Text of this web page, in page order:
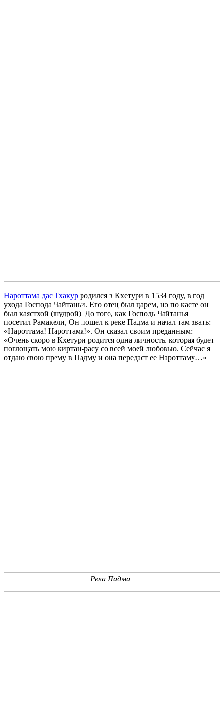
Нароттама дас Тхакур родился в Кхетури в 1534 году, в год
ухода Господа Чайтаньи. Его отец был царем, но по касте он
был каястхой (шудрой). До того, как Господь Чайтанья
посетил Рамакели, Он пошел к реке Падма и начал там звать:
«Нароттама! Нароттама!». Он сказал своим преданным:
«Очень скоро в Кхетури родится одна личность, которая будет
поглощать мою киртан-расу со всей моей любовью. Сейчас я
отдаю свою прему в Падму и она передаст ее Нароттаму…»
Река Падма